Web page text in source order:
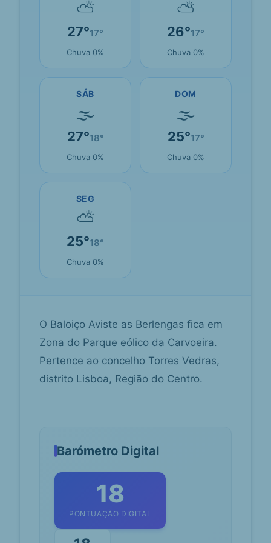
⛅
27°17°
Chuva 0%
⛅
26°17°
Chuva 0%
SÁB
🌫
27°18°
Chuva 0%
DOM
🌫
25°17°
Chuva 0%
SEG
⛅
25°18°
Chuva 0%
O Baloiço Aviste as Berlengas fica em
Zona do Parque eólico da Carvoeira.
Pertence ao concelho Torres Vedras,
distrito Lisboa, Região do Centro.
Barómetro Digital
18
PONTUAÇÃO DIGITAL